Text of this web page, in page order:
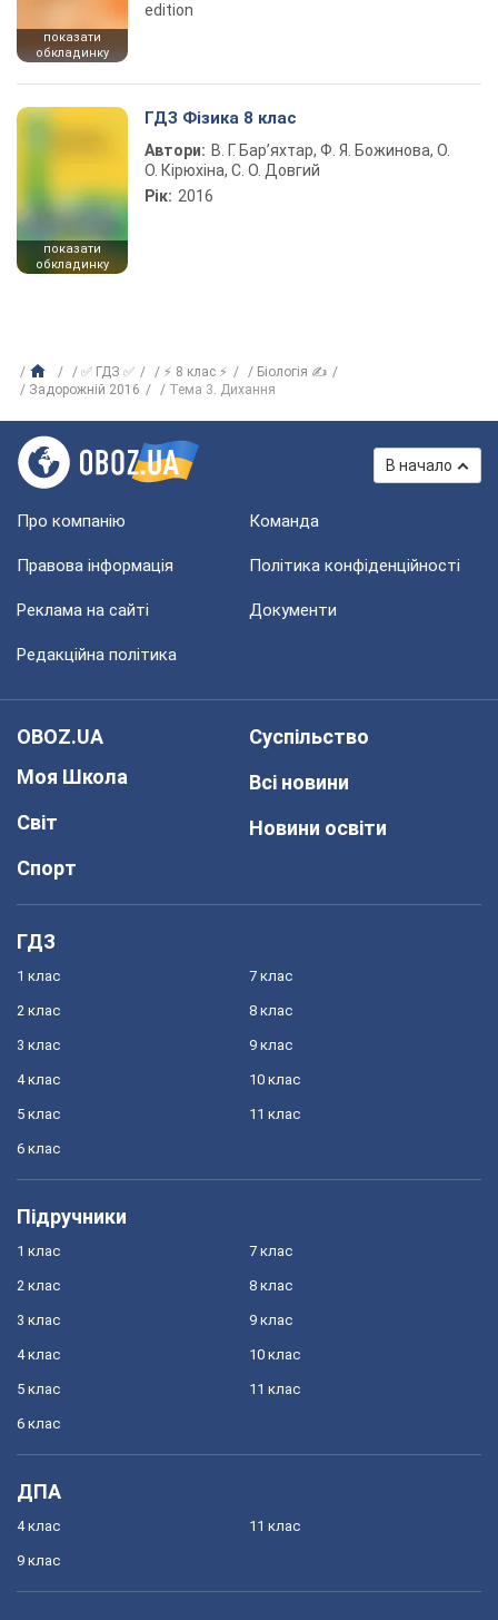
показати
обкладинку
edition
показати
обкладинку
ГДЗ Фізика 8 клас
Автори: В. Г. Бар’яхтар, Ф. Я. Божинова, О.
О. Кірюхіна, С. О. Довгий
Рік: 2016
✅ ГДЗ ✅ ⚡ 8 клас ⚡
Біологія ✍
Задорожній 2016
Тема 3. Дихання
В начало
Про компанію Команда
Правова інформація Політика конфіденційності
Реклама на сайті Документи
Редакційна політика
OBOZ.UA
Моя Школа
Світ
Спорт
Суспільство
Всі новини
Новини освіти
ГДЗ
1 клас
2 клас
3 клас
4 клас
5 клас
6 клас
7 клас
8 клас
9 клас
10 клас
11 клас
Підручники
1 клас
2 клас
3 клас
4 клас
5 клас
6 клас
7 клас
8 клас
9 клас
10 клас
11 клас
ДПА
4 клас
9 клас
11 клас